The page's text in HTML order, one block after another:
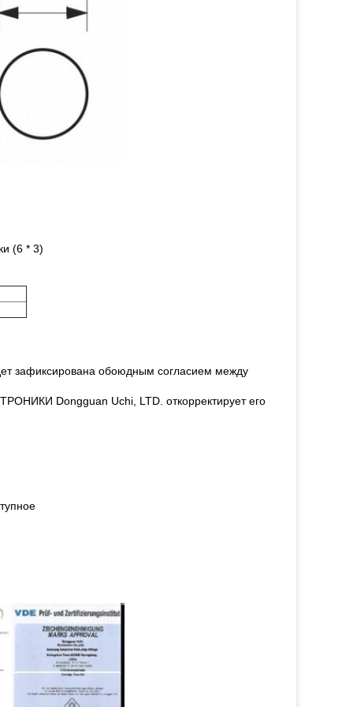
(6 * 3)
зафиксирована обоюдным согласием между
Dongguan Uchi, LTD. откорректирует его